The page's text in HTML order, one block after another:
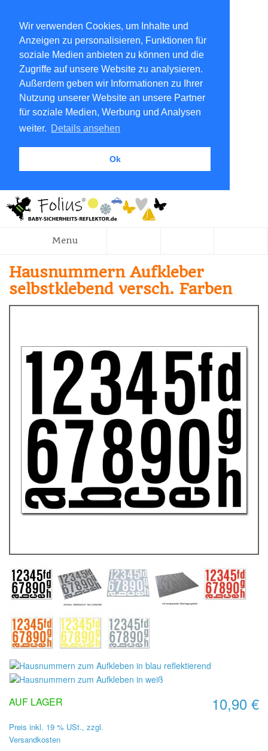
Wir verwenden Cookies, um Inhalte und
Anzeigen zu personalisieren, Funktionen für
soziale Medien anbieten zu können und die
Zugriffe auf unsere Website zu analysieren.
Außerdem geben wir Informationen zu Ihrer
Nutzung unserer Website an unsere Partner
für soziale Medien, Werbung und Analysen
weiter. Details ansehen
Ok
Menu
Hausnummern Aufkleber
selbstklebend versch. Farben
10,90 €
AUF LAGER
Preis inkl. 19 % USt., zzgl.
Versandkosten